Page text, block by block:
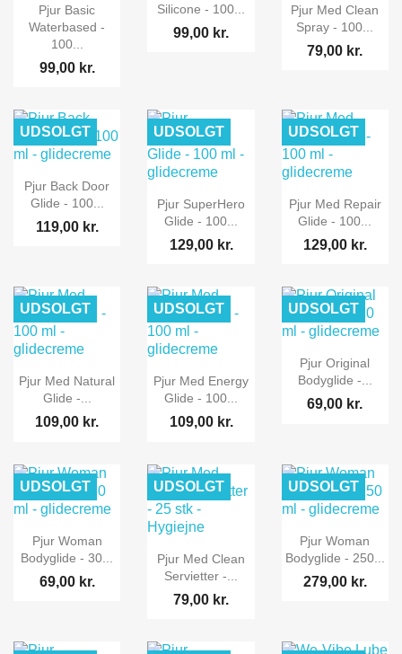
Pjur Basic
Waterbased -
100...
99,00 kr.
Silicone - 100...
99,00 kr.
Pjur Med Clean
Spray - 100...
79,00 kr.
Pjur Back Door
Glide - 100...
119,00 kr.
UDSOLGT
Pjur SuperHero
Glide - 100...
129,00 kr.
UDSOLGT
Pjur Med Repair
Glide - 100...
129,00 kr.
UDSOLGT
Pjur Med Natural
Glide -...
109,00 kr.
UDSOLGT
Pjur Med Energy
Glide - 100...
109,00 kr.
UDSOLGT
Pjur Original
Bodyglide -...
69,00 kr.
UDSOLGT
Pjur Woman
Bodyglide - 30...
69,00 kr.
UDSOLGT
Pjur Med Clean
Servietter -...
79,00 kr.
UDSOLGT
Pjur Woman
Bodyglide - 250...
279,00 kr.
UDSOLGT